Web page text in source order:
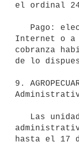
el ordinal
Internet o a
cobranza
de lo
9.
hasta el 17